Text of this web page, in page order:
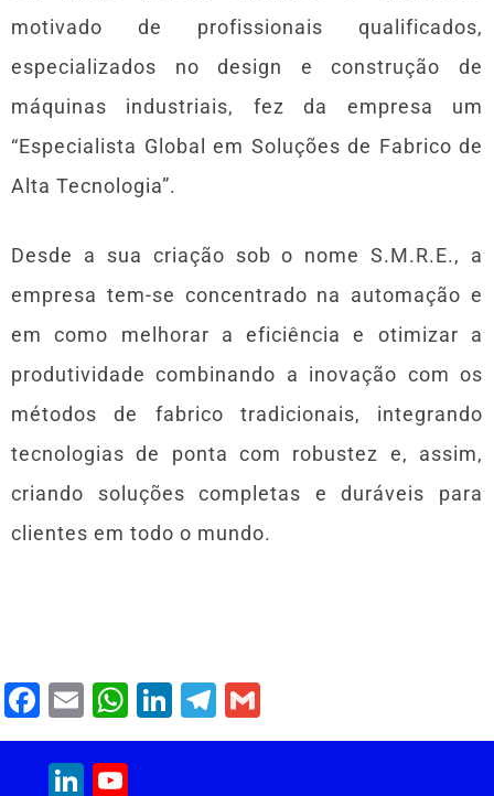
motivado de profissionais qualificados,
especializados no design e construção de
máquinas industriais, fez da empresa um
“Especialista Global em Soluções de Fabrico de
Alta Tecnologia”.
Desde a sua criação sob o nome S.M.R.E., a
empresa tem-se concentrado na automação e
em como melhorar a eficiência e otimizar a
produtividade combinando a inovação com os
métodos de fabrico tradicionais, integrando
tecnologias de ponta com robustez e, assim,
criando soluções completas e duráveis ​​para
clientes em todo o mundo.
F
a
c
E
m
ai
W
h
Li
n
T
el m
LinkedIn